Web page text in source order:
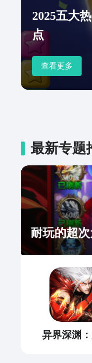
2025五大
点
查看更多
最新专题
耐玩的超
异界深渊